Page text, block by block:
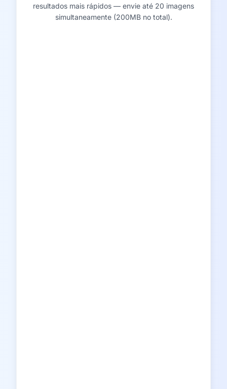
resultados mais rápidos — envie até 20 imagens
simultaneamente (200MB no total).